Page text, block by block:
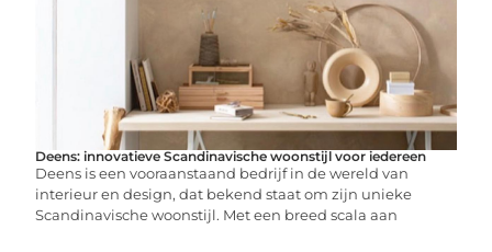
Deens: innovatieve Scandinavische woonstijl voor iedereen
Deens is een vooraanstaand bedrijf in de wereld van
interieur en design, dat bekend staat om zijn unieke
Scandinavische woonstijl. Met een breed scala aan